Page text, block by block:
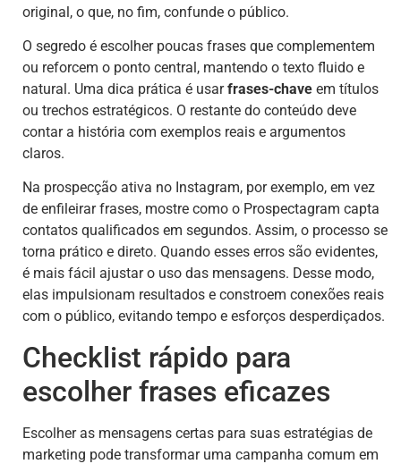
original, o que, no fim, confunde o público.
O segredo é escolher poucas frases que complementem
ou reforcem o ponto central, mantendo o texto fluido e
natural. Uma dica prática é usarfrases-chave em títulos
ou trechos estratégicos. O restante do conteúdo deve
contar a história com exemplos reais e argumentos
claros.
Na prospecção ativa no Instagram, por exemplo, em vez
de enfileirar frases, mostre como o Prospectagram capta
contatos qualificados em segundos. Assim, o processo se
torna prático e direto. Quando esses erros são evidentes,
é mais fácil ajustar o uso das mensagens. Desse modo,
elas impulsionam resultados e constroem conexões reais
com o público, evitando tempo e esforços desperdiçados.
Checklist rápido para
escolher frases eficazes
Escolher as mensagens certas para suas estratégias de
marketing pode transformar uma campanha comum em